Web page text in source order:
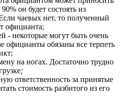
он будет состоять из
чаевых нет, то полученный
официанта;
- некоторые могут быть очень
официанты обязаны все терпеть
на ногах. Достаточно трудно
;
ответственность за принятые
стоимость разбитого из его